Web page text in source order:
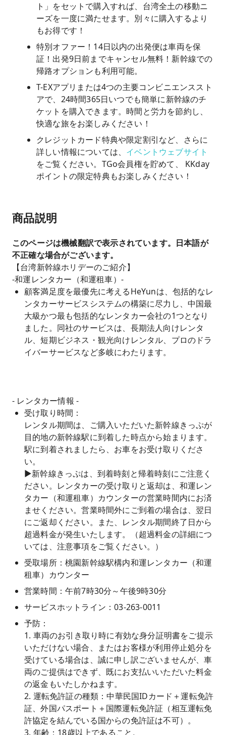
ト」をセットで購入すれば、台湾全土の移動ニ
ーズを一度に満たせます。別々に購入するより
もお得です！
特別オファー！14日以内の出発便は車両を保
証！出発9日前までキャンセル無料！新幹線での
帰路オプションも利用可能。
T-EXアプリまたは4つの主要コンビニエンススト
アで、24時間365日いつでも簡単に新幹線のチ
ケットを購入できます。時間と労力を節約し、
快適な旅をお楽しみください！
クレジットカード特典や限定割引など、さらに
詳しい情報については、 イベントウェブサイト
をご覧ください。TGo会員権を貯めて、 KKday
ポイントの限定特典もお楽しみください！
商品説明
このページは機械翻訳で表示されています。日本語が
不正確な場合がございます。
【台湾新幹線ホリデーのご紹介】
-和運レンタカー（和運租車）-
顧客満足度を最優先に考えるHeYunは、包括的なレ
ンタカーサービスシステムの構築に尽力し、中国最
大級かつ最も包括的なレンタカー会社の1つとなり
ました。同社のサービスは、長期法人向けレンタ
ル、短期ビジネス・観光向けレンタル、プロのドラ
イバーサービスなど多岐にわたります。
- レンタカー情報 -
受け取り時間：
レンタル期間は、ご購入いただいた新幹線きっぷが
目的地の新幹線駅に到着した時点から始まります。
駅に到着されましたら、お車をお受け取りくださ
い。
►新幹線きっぷは、到着時刻と帰着時刻にご注意く
ださい。レンタカーの受け取りと返却は、和運レン
タカー（和運租車）カウンターの営業時間内にお済
ませください。営業時間外にご到着の場合は、翌日
にご返却ください。また、レンタル期間終了日から
超過料金が発生いたします。（超過料金の詳細につ
いては、注意事項をご覧ください。）
受取場所：桃園新幹線駅構内和運レンタカー（和運
租車）カウンター
営業時間：午前7時30分～午後9時30分
サービスホットライン：03-263-0011
予防：
1. 車両のお引き取り時に有効な身分証明書をご提示
いただけない場合、またはお客様が利用停止処分を
受けている場合は、誠に申し訳ございませんが、車
両のご提供はできず、既にお支払いいただいた料金
の返金もいたしかねます。
2. 運転免許証の種類：中華民国IDカード＋運転免許
証、外国パスポート＋国際運転免許証（相互運転免
許協定を結んでいる国からの免許証は不可）。
3. 年齢：18歳以上であること。